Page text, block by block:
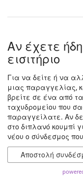
Αν έχετε
εισιτήριο
Για να δείτε ή να
μιας παραγγελίας,
βρείτε σε ένα από
ταχυδρομείου που
παραγγείλατε. Αν
στο διπλανό κουμπί
νέου ο σύνδεσμος
Αποστολή